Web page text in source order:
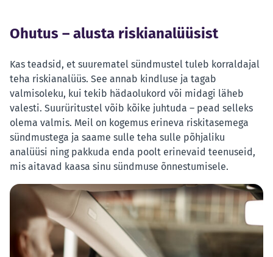
Ohutus – alusta riskianalüüsist
Kas teadsid, et suurematel sündmustel tuleb korraldajal
teha riskianalüüs. See annab kindluse ja tagab
valmisoleku, kui tekib hädaolukord või midagi läheb
valesti. Suurüritustel võib kõike juhtuda – pead selleks
olema valmis. Meil on kogemus erineva riskitasemega
sündmustega ja saame sulle teha sulle põhjaliku
analüüsi ning pakkuda enda poolt erinevaid teenuseid,
mis aitavad kaasa sinu sündmuse õnnestumisele.